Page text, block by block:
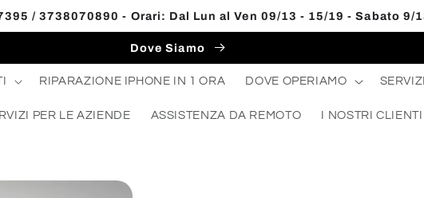
/ 3738070890 - Orari: Dal Lun al Ven 09/13 - 15/19 - Sabato 9/
Dove Siamo
RIPARAZIONE IPHONE IN 1 ORA DOVE OPERIAMO SERVIZI
PER LE AZIENDE ASSISTENZA DA REMOTO I NOSTRI CLIENTI